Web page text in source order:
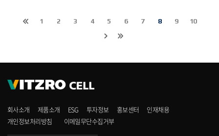
1 2 3 4 5 6 7 8 9 10
회사소개 제품소개 ESG 투자정보 홍보센터
인재채용
개인정보처리방침
이메일무단수집거부